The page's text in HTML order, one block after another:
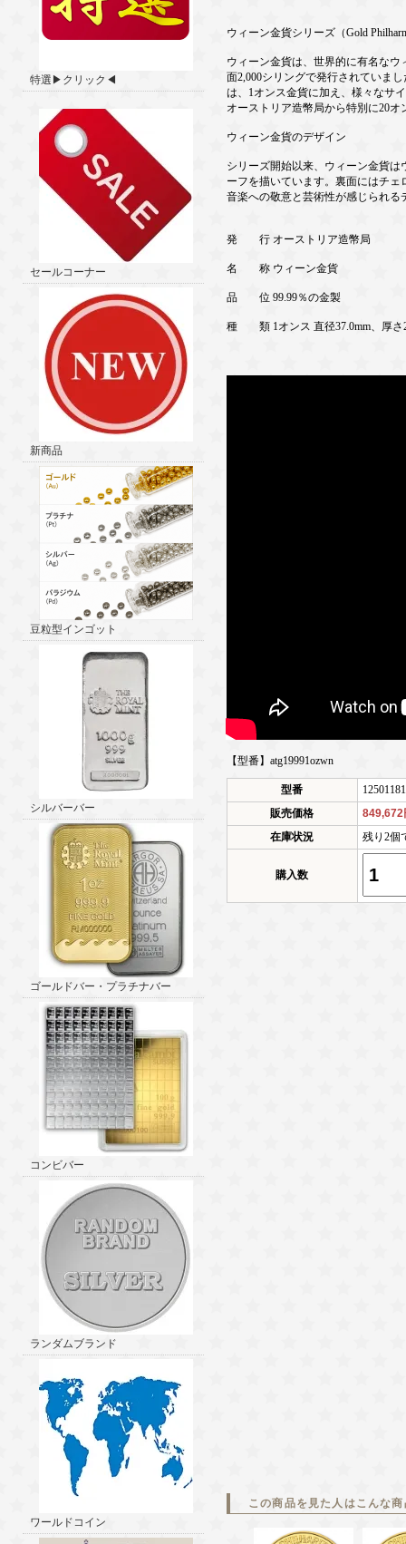
特選▶クリック◀
セールコーナー
新商品
豆粒型インゴット
シルバーバー
ゴールドバー・プラチナバー
コンビバー
ランダムブランド
ワールドコイン
ウィーン金貨シリーズ（Gold
ウィーン金貨は、世界的に有名な
面2,000シリングで発行されていま
は、1オンス金貨に加え、様々なサ
オーストリア造幣局から特別に20
ウィーン金貨のデザイン
シリーズ開始以来、ウィーン金貨
ーフを描いています。裏面にはチ
音楽への敬意と芸術性が感じられる
発 行 オーストリア造幣局
名 称 ウィーン金貨
品 位 99.99％の金製
種 類 1オンス 直径37.0mm、厚さ
【型番】atg19991ozwn
型番
販売価格
849,672
在庫状況
残り2個
購入数
この商品を見た人はこんな